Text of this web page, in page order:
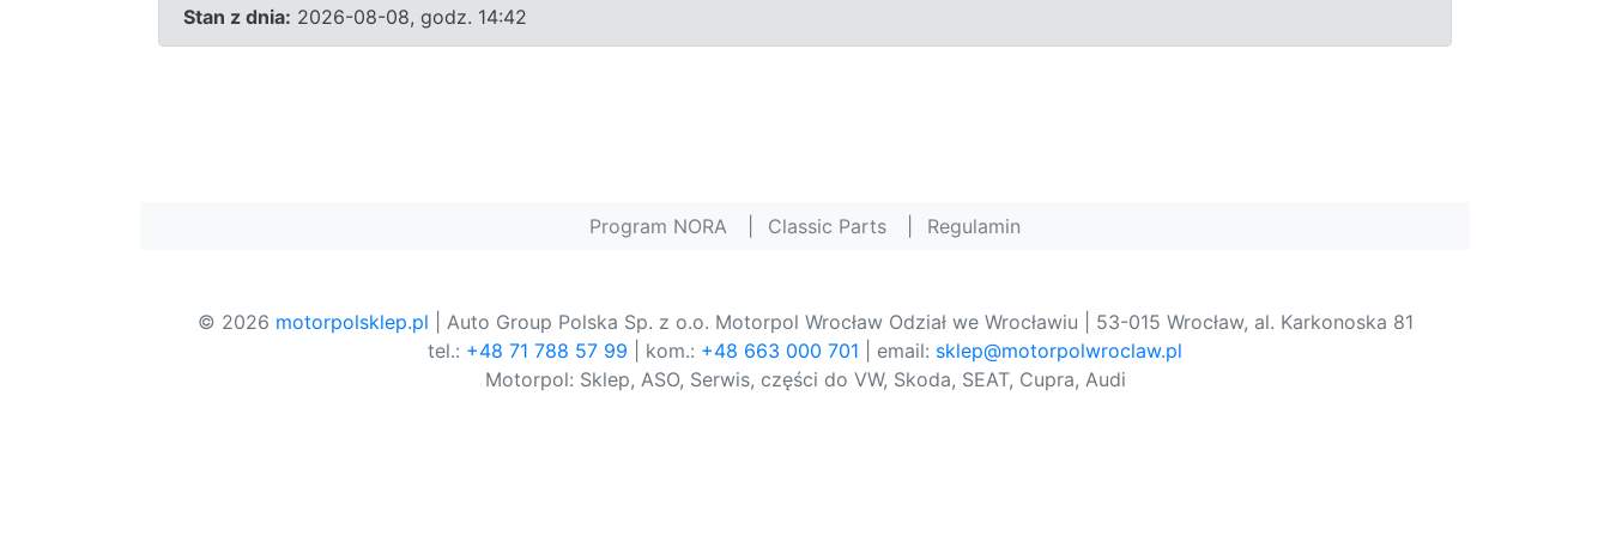
Stan z dnia: 2026-08-08, godz. 14:42
Program NORA Classic Parts Regulamin
© 2026 motorpolsklep.pl | Auto Group Polska Sp. z o.o. Motorpol Wrocław Odział we Wrocławiu | 53-015 Wrocław, al. Karkonoska 81
tel.: +48 71 788 57 99 | kom.: +48 663 000 701 | email: sklep@motorpolwroclaw.pl
Motorpol: Sklep, ASO, Serwis, części do VW, Skoda, SEAT, Cupra, Audi